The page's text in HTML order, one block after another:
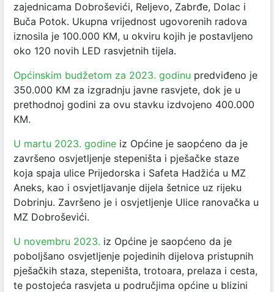
zajednicama Dobroševići, Reljevo, Zabrđe, Dolac i
Buča Potok. Ukupna vrijednost ugovorenih radova
iznosila je 100.000 KM, u okviru kojih je postavljeno
oko 120 novih LED rasvjetnih tijela.
Općinskim budžetom za 2023. godinu predviđeno je
350.000 KM za izgradnju javne rasvjete, dok je u
prethodnoj godini za ovu stavku izdvojeno 400.000
KM.
U martu 2023. godine iz Općine je saopćeno da je
završeno osvjetljenje stepeništa i pješačke staze
koja spaja ulice Prijedorska i Safeta Hadžića u MZ
Aneks, kao i osvjetljavanje dijela šetnice uz rijeku
Dobrinju. Završeno je i osvjetljenje Ulice ranovačka u
MZ Dobroševići.
U novembru 2023. iz Općine je saopćeno da je
poboljšano osvjetljenje pojedinih dijelova pristupnih
pješačkih staza, stepeništa, trotoara, prelaza i cesta,
te postojeća rasvjeta u područjima općine u blizini